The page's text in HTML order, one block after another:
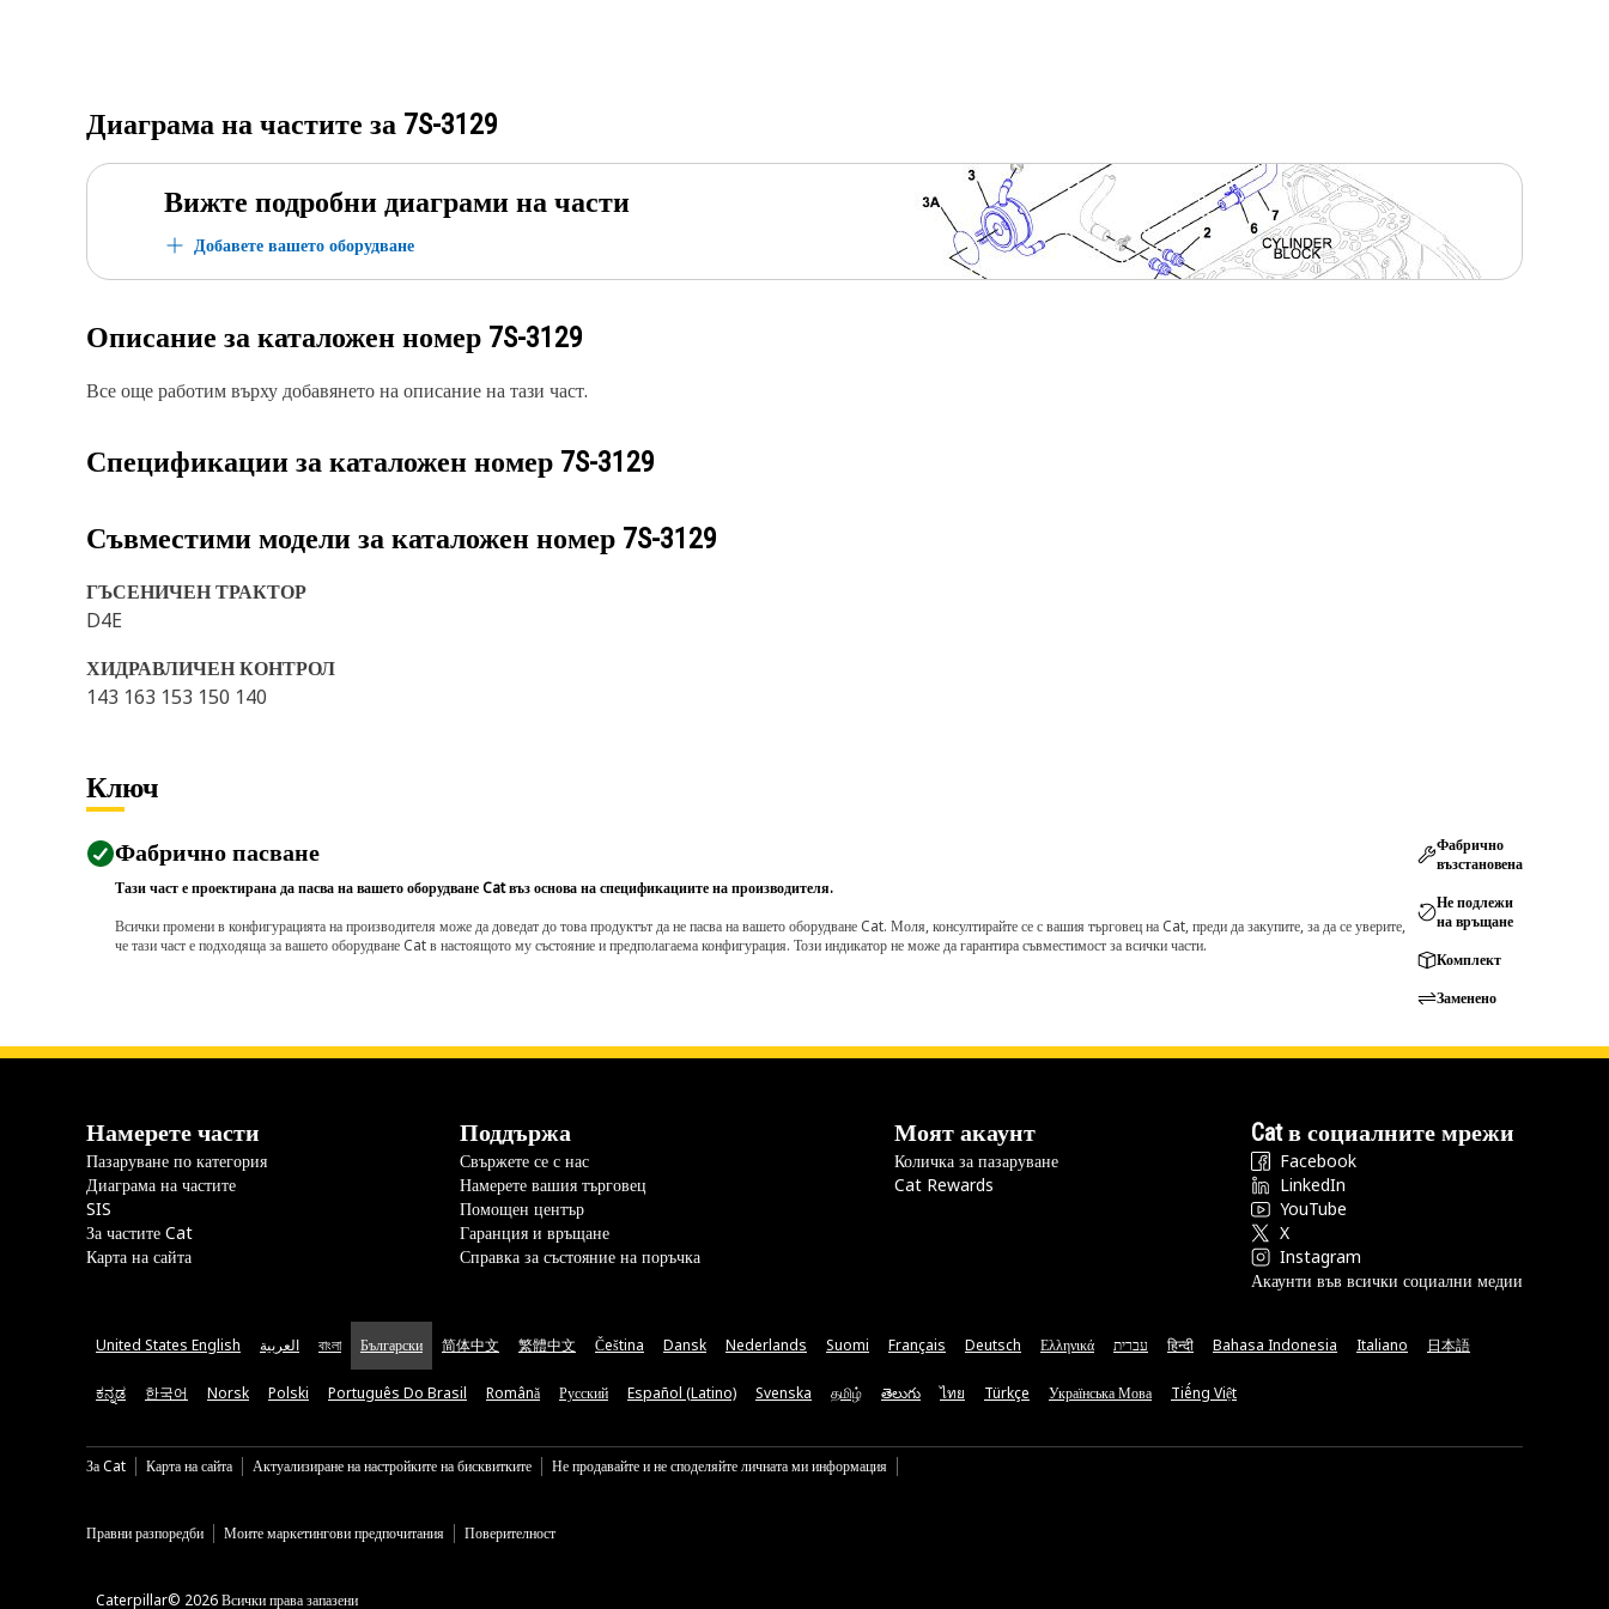
Диаграма на частите за 7S-3129
Вижте подробни диаграми на части
Добавете вашето оборудване
Описание за каталожен номер 7S-3129
Все още работим върху добавянето на описание на тази част.
Спецификации за каталожен номер 7S-3129
Съвместими модели за каталожен номер 7S-3129
ГЪСЕНИЧЕН ТРАКТОР
D4E
ХИДРАВЛИЧЕН КОНТРОЛ
143 163 153 150 140
Ключ
Фабрично пасване
Тази част е проектирана да пасва на вашето оборудване Cat въз основа на спецификациите на производителя.
Всички промени в конфигурацията на производителя може да доведат до това продуктът да не пасва на вашето оборудване Cat. Моля, консултирайте се с вашия търговец на Cat, преди да закупите, за да се уверите,
че тази част е подходяща за вашето оборудване Cat в настоящото му състояние и предполагаема конфигурация. Този индикатор не може да гарантира съвместимост за всички части.
Фабрично
възстановена
Не подлежи
на връщане
Комплект
Заменено
Намерете части
Пазаруване по категория
Диаграма на частите
SIS
За частите Cat
Карта на сайта
Поддържа
Свържете се с нас
Намерете вашия търговец
Помощен център
Гаранция и връщане
Справка за състояние на поръчка
Моят акаунт
Количка за пазаруване
Cat Rewards
Cat в социалните мрежи
Facebook
LinkedIn
YouTube
X
Instagram
Акаунти във всички социални медии
United States English العربية বাংলা Български 简体中文 繁體中文 Čeština Dansk Nederlands Suomi Français Deutsch Ελληνικά עברית हिन्दी Bahasa Indonesia Italiano 日本語
ಕನ್ನಡ 한국어 Norsk Polski Português Do Brasil Română Русский Español (Latino) Svenska தமிழ் తెలుగు ไทย Türkçe Українська Мова Tiếng Việt
За Cat Карта на сайта Актуализиране на настройките на бисквитките Не продавайте и не споделяйте личната ми информация
Правни разпоредби Моите маркетингови предпочитания Поверителност
Caterpillar© 2026 Всички права запазени